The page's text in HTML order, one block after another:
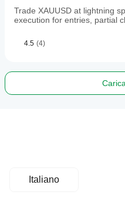
Trade XAUUSD at lightning
execution for entries, partial
4.5 (4)
Italiano